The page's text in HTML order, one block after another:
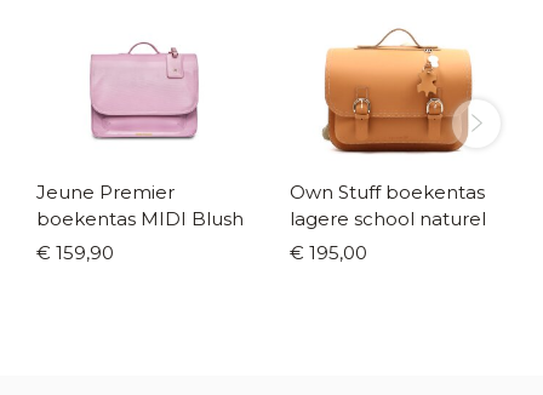
Jeune Premier
boekentas MIDI Blush
€ 159,90
Own Stuff boekentas
lagere school naturel
€ 195,00